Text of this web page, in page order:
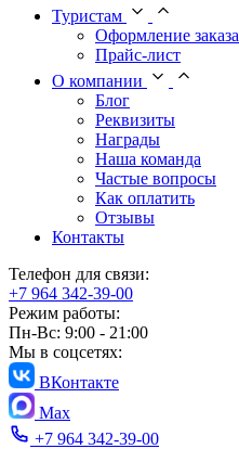
Туристам
Оформление заказа
Прайс-лист
О компании
Блог
Реквизиты
Награды
Наша команда
Частые вопросы
Как оплатить
Отзывы
Контакты
Телефон для связи:
+7 964 342-39-00
Режим работы:
Пн-Вс: 9:00 - 21:00
Мы в соцсетях:
ВКонтакте
Max
+7 964 342-39-00